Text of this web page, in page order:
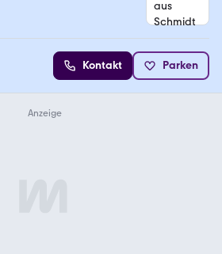
Kontakt Parken